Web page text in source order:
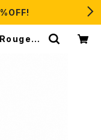
【P